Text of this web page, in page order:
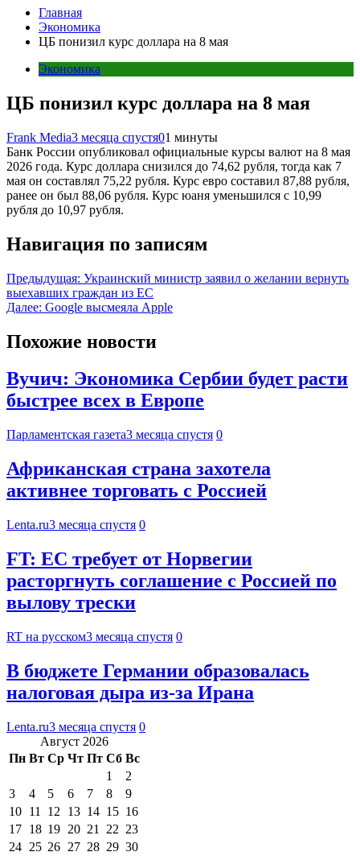
Главная
Экономика
ЦБ понизил курс доллара на 8 мая
Экономика
ЦБ понизил курс доллара на 8 мая
Frank Media3 месяца спустя01 минуты
Банк России опубликовал официальные курсы валют на 8 мая
2026 года. Курс доллара снизился до 74,62 рубля, тогда как 7
мая он составлял 75,22 рубля. Курс евро составил 87,88 рубля,
ранее он был 88,06 рубля. Курс юаня уменьшился с 10,99
рубля до 10,97 рубля.
Навигация по записям
Предыдущая: Украинский министр заявил о желании вернуть
выехавших граждан из ЕС
Далее: Google высмеяла Apple
Похожие новости
Вучич: Экономика Сербии будет расти
быстрее всех в Европе
Парламентская газета3 месяца спустя 0
Африканская страна захотела
активнее торговать с Россией
Lenta.ru3 месяца спустя 0
FT: ЕС требует от Норвегии
расторгнуть соглашение с Россией по
вылову трески
RT на русском3 месяца спустя 0
В бюджете Германии образовалась
налоговая дыра из-за Ирана
Lenta.ru3 месяца спустя 0
Август 2026
Пн Вт Ср Чт Пт Сб Вс
1
2
3
4 5 6 7 8
9
10 11 12 13 14 15 16
17 18 19 20 21 22 23
24 25 26 27 28 29 30